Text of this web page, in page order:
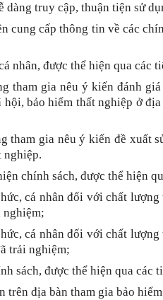
dàng truy cập, thuận tiện sử
cung cấp thông tin về các
nhân, được thể hiện qua các
tham gia nêu ý kiến đánh
bảo hiểm thất nghiệp ở
tham gia nêu ý kiến đề xuất
nghiệp.
chính sách, được thể hiện
cá nhân đối với chất
nghiệm;
cá nhân đối với chất
trải nghiệm;
sách, được thể hiện qua các
trên địa bàn tham gia bảo